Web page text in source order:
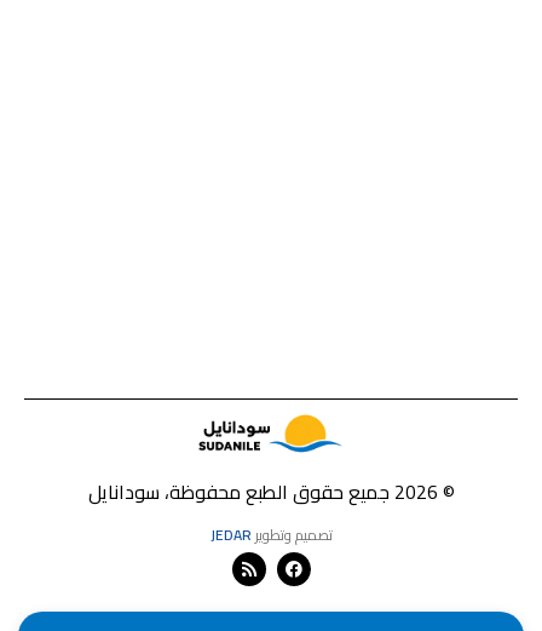
© 2026 جميع حقوق الطبع محفوظة، سودانايل
تصميم وتطويرJEDAR